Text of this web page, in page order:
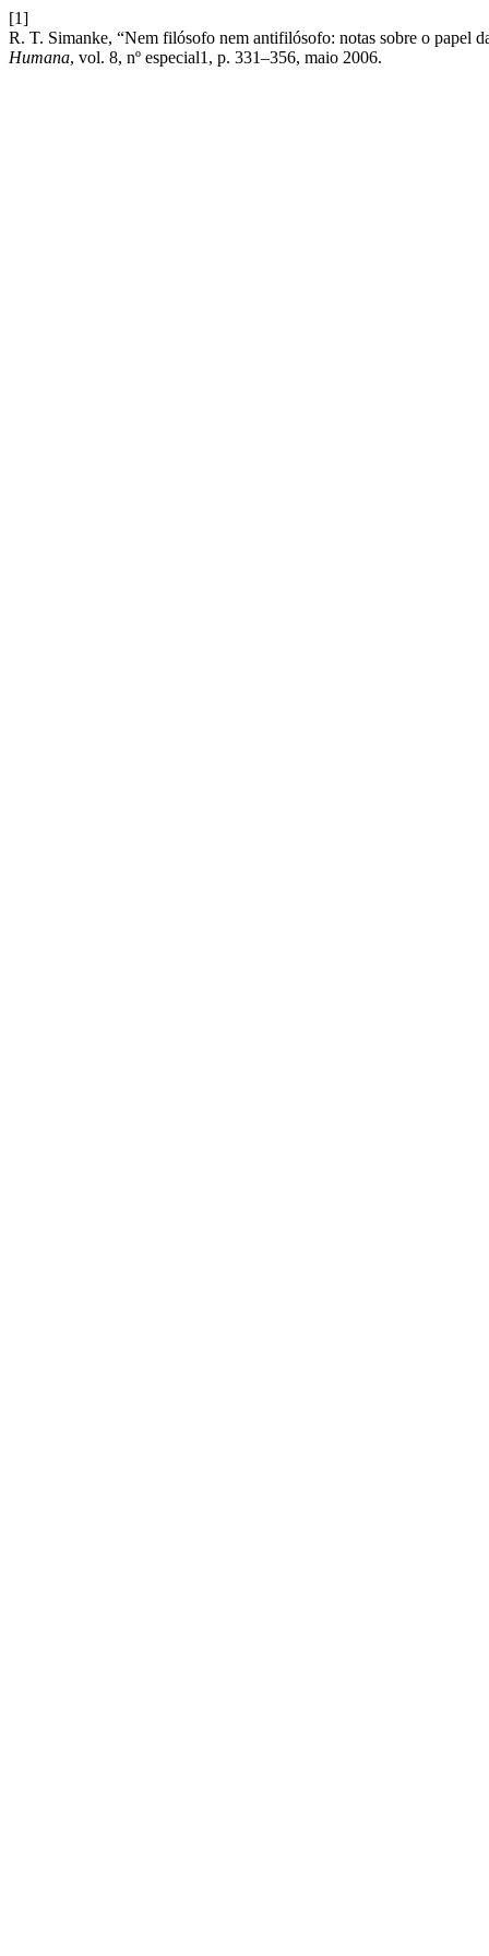
[1]
R. T. Simanke, “Nem filósofo nem antifilósofo: notas sobre o papel
Humana, vol. 8, nº especial1, p. 331–356, maio 2006.